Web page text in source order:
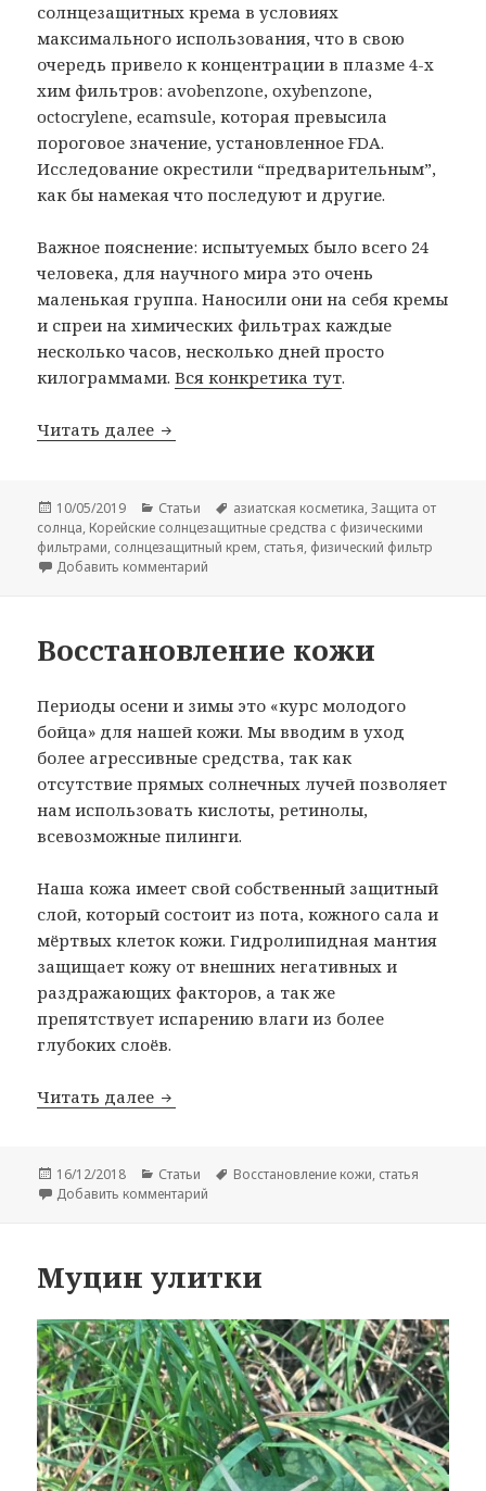
солнцезащитных крема в условиях
максимального использования, что в свою
очередь привело к концентрации в плазме 4-х
хим фильтров: avobenzone, oxybenzone,
octocrylene, ecamsule, которая превысила
пороговое значение, установленное FDA.
Исследование окрестили “предварительным”,
как бы намекая что последуют и другие.
Важное пояснение: испытуемых было всего 24
человека, для научного мира это очень
маленькая группа. Наносили они на себя кремы
и спреи на химических фильтрах каждые
несколько часов, несколько дней просто
килограммами.Вся конкретика тут.
Читать далее Корейские солнцезащитные
Опубликовано
10/05/2019 Рубрики
Статьи Метки
азиатская косметика,Защита от
солнца, Корейские солнцезащитные средства с физическими
фильтрами, солнцезащитный крем, статья, физический фильтр
Добавить комментарий
Восстановление кожи
Периоды осени и зимы это «курс молодого
бойца» для нашей кожи. Мы вводим в уход
более агрессивные средства, так как
отсутствие прямых солнечных лучей позволяет
нам использовать кислоты, ретинолы,
всевозможные пилинги.
Наша кожа имеет свой собственный защитный
слой, который состоит из пота, кожного сала и
мёртвых клеток кожи. Гидролипидная мантия
защищает кожу от внешних негативных и
раздражающих факторов, а так же
препятствует испарению влаги из более
глубоких слоёв.
Читать далее Восстановление кожи
Опубликовано
16/12/2018 Рубрики
Статьи Метки
Восстановление кожи, статья
Добавить комментарий
Муцин улитки